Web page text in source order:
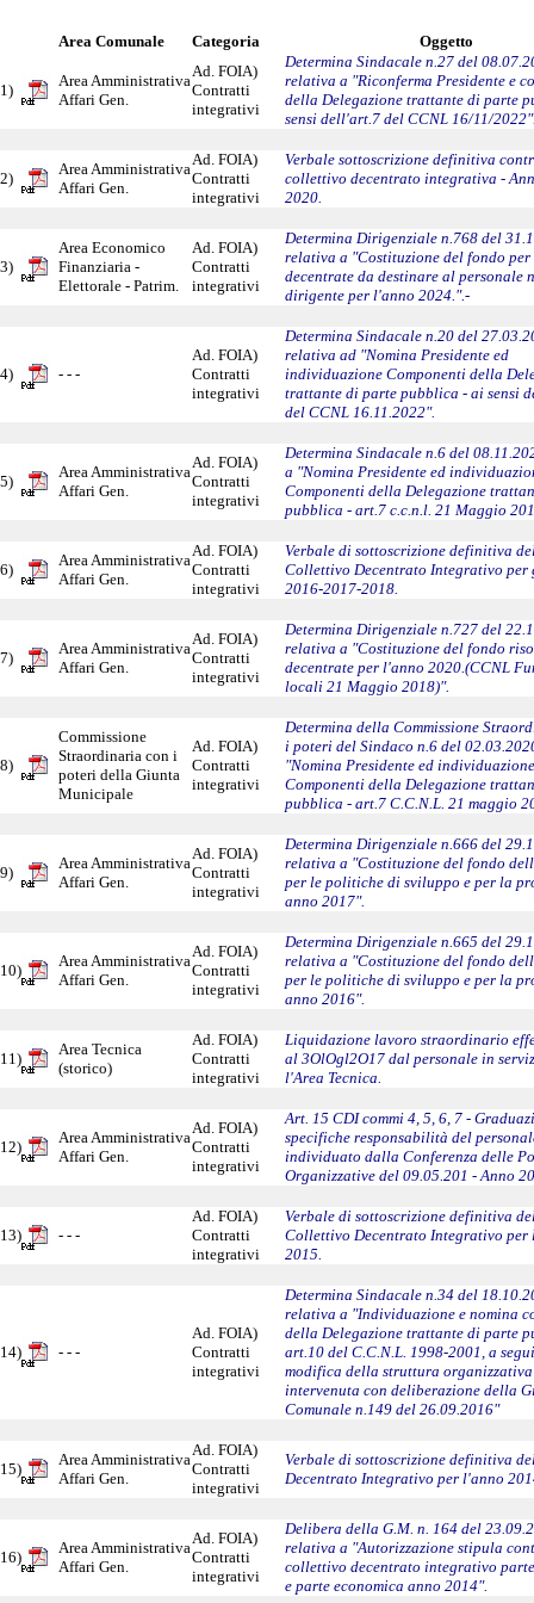
Area Comunale Categoria Oggetto
1)
Area Amministrativa
Affari Gen.
Ad. FOIA)
Contratti
integrativi
Determina Sindacale n.27 del
relativa a "Riconferma Presidente e
della Delegazione trattante di parte
sensi dell'art.7 del CCNL 16/11/
2)
Area Amministrativa
Affari Gen.
Ad. FOIA)
Contratti
integrativi
Verbale sottoscrizione definitiva
collettivo decentrato integrativa -
2020.
3)
Area Economico
Finanziaria -
Elettorale - Patrim.
Ad. FOIA)
Contratti
integrativi
Determina Dirigenziale n.768 del
relativa a "Costituzione del fondo per
decentrate da destinare al personale
dirigente per l'anno 2024.".-
4) - - -
Ad. FOIA)
Contratti
integrativi
Determina Sindacale n.20 del
relativa ad "Nomina Presidente ed
individuazione Componenti della
trattante di parte pubblica - ai sensi
del CCNL 16.11.2022".
5)
Area Amministrativa
Affari Gen.
Ad. FOIA)
Contratti
integrativi
Determina Sindacale n.6 del
a "Nomina Presidente ed
Componenti della Delegazione
pubblica - art.7 c.c.n.l. 21 Maggio
6)
Area Amministrativa
Affari Gen.
Ad. FOIA)
Contratti
integrativi
Verbale di sottoscrizione definitiva
Collettivo Decentrato Integrativo per
2016-2017-2018.
7)
Area Amministrativa
Affari Gen.
Ad. FOIA)
Contratti
integrativi
Determina Dirigenziale n.727 del
relativa a "Costituzione del fondo
decentrate per l'anno 2020.(CCNL
locali 21 Maggio 2018)".
8)
Commissione
Straordinaria con i
poteri della Giunta
Municipale
Ad. FOIA)
Contratti
integrativi
Determina della Commissione
i poteri del Sindaco n.6 del
"Nomina Presidente ed individuazione
Componenti della Delegazione
pubblica - art.7 C.C.N.L. 21 maggio
9)
Area Amministrativa
Affari Gen.
Ad. FOIA)
Contratti
integrativi
Determina Dirigenziale n.666 del
relativa a "Costituzione del fondo
per le politiche di sviluppo e per la
anno 2017".
10)
Area Amministrativa
Affari Gen.
Ad. FOIA)
Contratti
integrativi
Determina Dirigenziale n.665 del
relativa a "Costituzione del fondo
per le politiche di sviluppo e per la
anno 2016".
11)
Area Tecnica
(storico)
Ad. FOIA)
Contratti
integrativi
Liquidazione lavoro straordinario
al 3OlOgl2O17 dal personale in
l'Area Tecnica.
12)
Area Amministrativa
Affari Gen.
Ad. FOIA)
Contratti
integrativi
Art. 15 CDI commi 4, 5, 6, 7 -
specifiche responsabilità del
individuato dalla Conferenza delle
Organizzative del 09.05.201 - Anno
13) - - -
Ad. FOIA)
Contratti
integrativi
Verbale di sottoscrizione definitiva
Collettivo Decentrato Integrativo per
2015.
14) - - -
Ad. FOIA)
Contratti
integrativi
Determina Sindacale n.34 del
relativa a "Individuazione e nomina
della Delegazione trattante di parte
art.10 del C.C.N.L. 1998-2001, a
modifica della struttura
intervenuta con deliberazione della
Comunale n.149 del 26.09.2016"
15)
Area Amministrativa
Affari Gen.
Ad. FOIA)
Contratti
integrativi
Verbale di sottoscrizione definitiva
Decentrato Integrativo per l'anno
16)
Area Amministrativa
Affari Gen.
Ad. FOIA)
Contratti
integrativi
Delibera della G.M. n. 164 del
relativa a "Autorizzazione stipula
collettivo decentrato integrativo
e parte economica anno 2014".